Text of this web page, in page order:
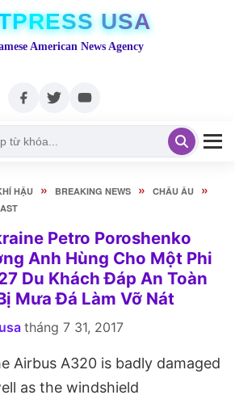
USA
American News Agency
HẬU » BREAKING NEWS » CHÂU ÂU »
Petro Poroshenko
Anh Hùng Cho Một Phi
Du Khách Đáp An Toàn
Mưa Đá Làm Vỡ Nát
tháng 7 31, 2017